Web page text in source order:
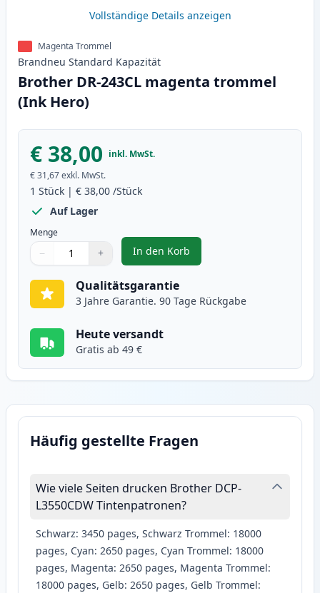
Vollständige Details anzeigen
Magenta Trommel
Brandneu Standard Kapazität
Brother DR-243CL magenta trommel
(Ink Hero)
€ 38,00 inkl. MwSt.
€ 31,67exkl. MwSt.
1 Stück | € 38,00 /Stück
Auf Lager
Menge
Verwenden Sie die Tasten, um anzupassen
− +
1
In den Korb
, Brother DR-243CL magenta
Qualitätsgarantie
3 Jahre Garantie. 90 Tage Rückgabe
Heute versandt
Gratis ab 49 €
Häufig gestellte Fragen
Wie viele Seiten drucken Brother DCP-
L3550CDW Tintenpatronen?
Schwarz: 3450 pages, Schwarz Trommel: 18000
pages, Cyan: 2650 pages, Cyan Trommel: 18000
pages, Magenta: 2650 pages, Magenta Trommel:
18000 pages, Gelb: 2650 pages, Gelb Trommel: